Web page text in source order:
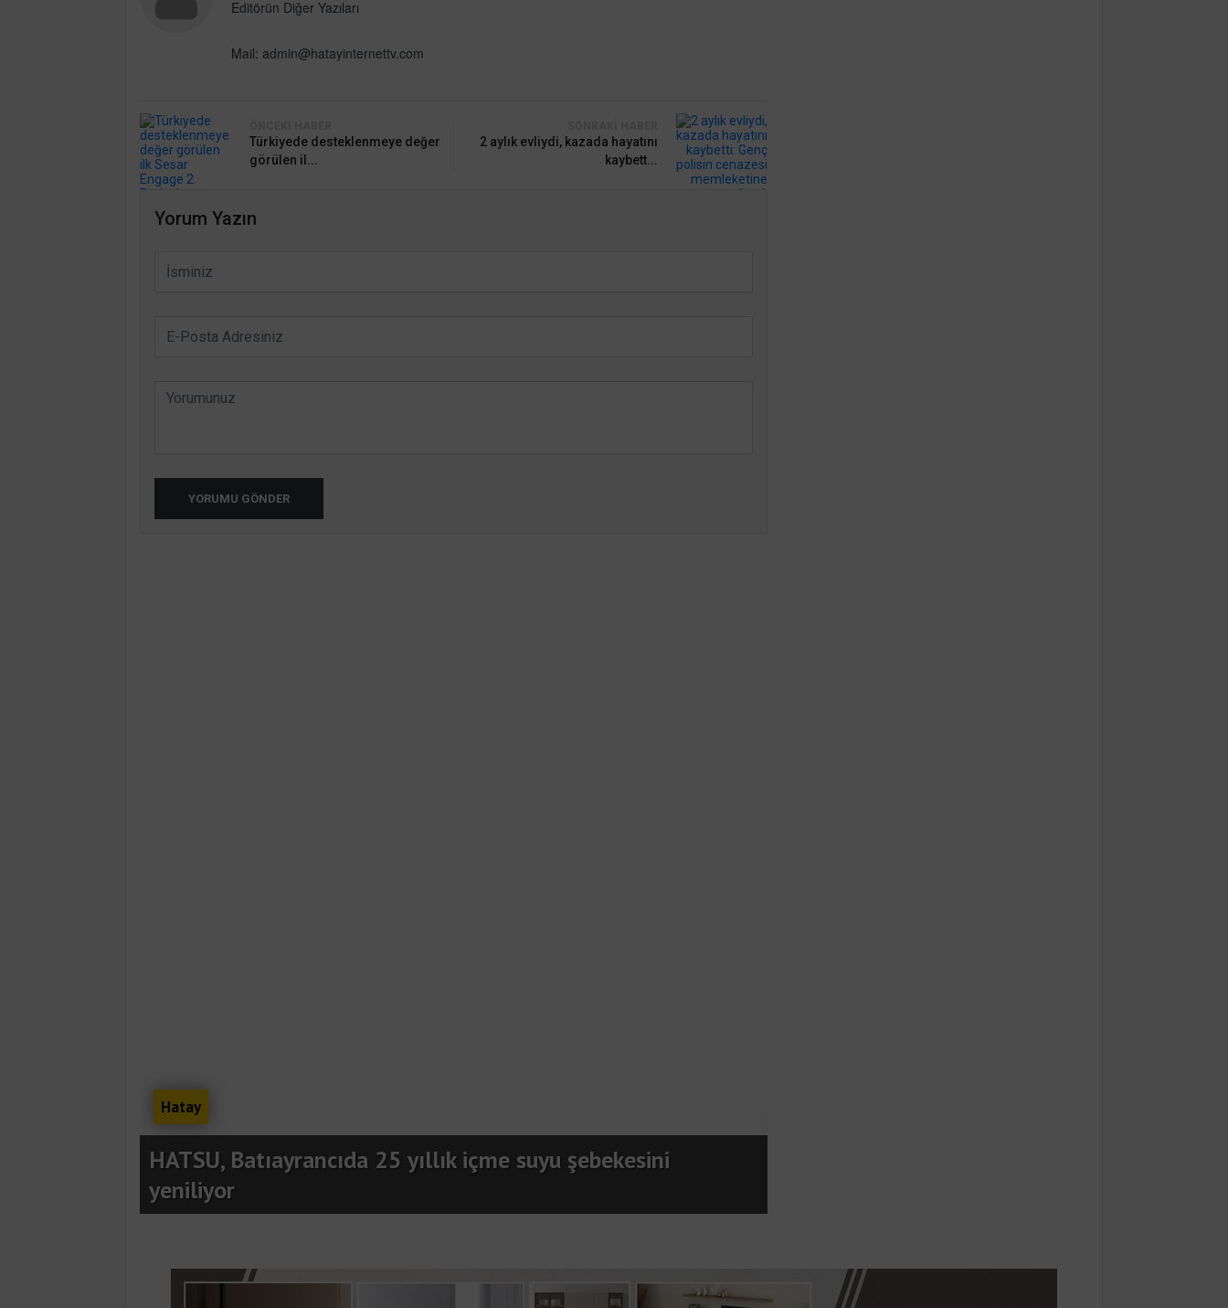
Editörün Diğer Yazıları
Mail: admin@hatayinternettv.com
Türkiyede desteklenmeye değer
görülen il...
2 aylık evliydi, kazada hayatını
kaybett...
Yorum Yazın
YORUMU GÖNDER
Hatay
HATSU, Batıayrancıda 25 yıllık içme suyu şebekesini
yeniliyor